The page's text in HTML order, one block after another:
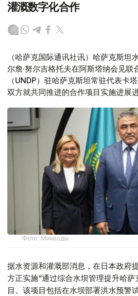
灌溉数字化合作
（哈萨克国际通讯社讯）哈萨克斯坦
尔詹·努尔吉格托夫在阿斯塔纳会见联
（UNDP）驻哈萨克斯坦常驻代表卡
双方就共同推进的合作项目实施进展
Фото: Минводы
据水资源和灌溉部消息，在日本政府
方正实施“通过综合水坝管理提升哈萨
目。该项目包括在水坝部署洪水预警